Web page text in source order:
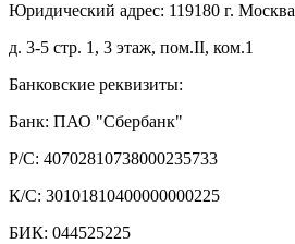
Юридический адрес: 119180 г.
д. 3-5 стр. 1, 3 этаж, пом.II, ком.1
Банковские реквизиты:
Банк: ПАО "Сбербанк"
Р/С: 40702810738000235733
К/С: 30101810400000000225
БИК: 044525225